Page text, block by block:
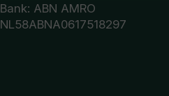
Bank: ABN AMRO
NL58ABNA0617518297